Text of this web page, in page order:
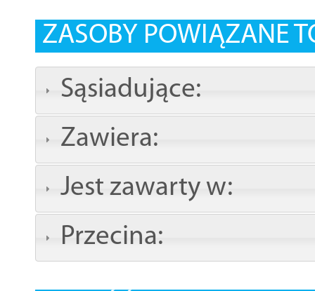
ZASOBY POWIĄZANE
Sąsiadujące:
Zawiera:
Jest zawarty w:
Przecina: